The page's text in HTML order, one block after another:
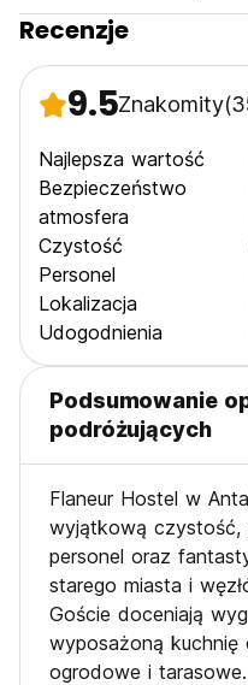
Recenzje
9.5Znakomity
Najlepsza wartość
Bezpieczeństwo
atmosfera
Czystość
Personel
Lokalizacja
Udogodnienia
Podsumowanie
podróżujących
Flaneur Hostel w
wyjątkową czystość,
personel oraz
starego miasta i
Goście doceniają
wyposażoną kuchnię
ogrodowe i